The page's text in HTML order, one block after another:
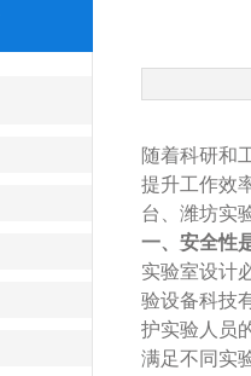
随着科研和
提升工作效
台、潍坊实
一、安全性
实验室设计
验设备科技
护实验人员
满足不同实